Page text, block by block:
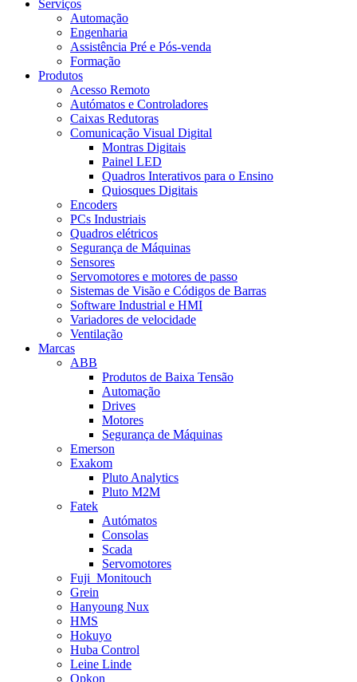
Serviços
Automação
Engenharia
Assistência Pré e Pós-venda
Formação
Produtos
Acesso Remoto
Autómatos e Controladores
Caixas Redutoras
Comunicação Visual Digital
Montras Digitais
Painel LED
Quadros Interativos para o Ensino
Quiosques Digitais
Encoders
PCs Industriais
Quadros elétricos
Segurança de Máquinas
Sensores
Servomotores e motores de passo
Sistemas de Visão e Códigos de Barras
Software Industrial e HMI
Variadores de velocidade
Ventilação
Marcas
ABB
Produtos de Baixa Tensão
Automação
Drives
Motores
Segurança de Máquinas
Emerson
Exakom
Pluto Analytics
Pluto M2M
Fatek
Autómatos
Consolas
Scada
Servomotores
Fuji_Monitouch
Grein
Hanyoung Nux
HMS
Hokuyo
Huba Control
Leine Linde
Opkon